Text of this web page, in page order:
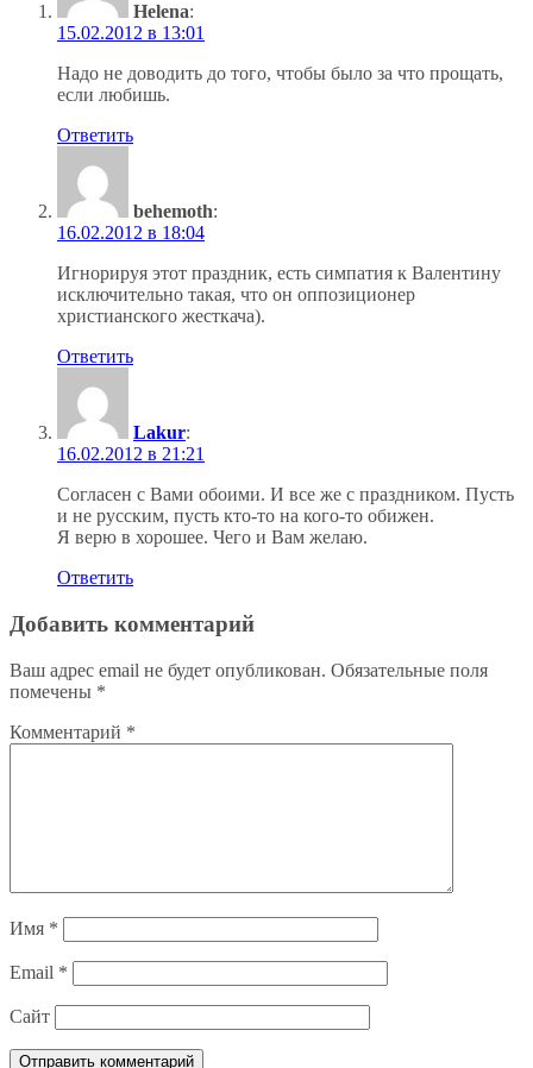
Helena:
15.02.2012 в 13:01
Надо не доводить до того, чтобы было за что прощать,
если любишь.
Ответить
behemoth:
16.02.2012 в 18:04
Игнорируя этот праздник, есть симпатия к Валентину
исключительно такая, что он оппозиционер
христианского жесткача).
Ответить
Lakur:
16.02.2012 в 21:21
Согласен с Вами обоими. И все же с праздником. Пусть
и не русским, пусть кто-то на кого-то обижен.
Я верю в хорошее. Чего и Вам желаю.
Ответить
Добавить комментарий
Ваш адрес email не будет опубликован. Обязательные поля
помечены *
Комментарий *
Имя *
Email *
Сайт